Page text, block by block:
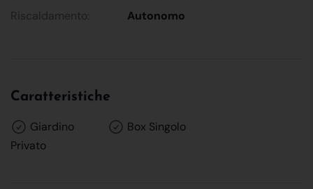
Riscaldamento:
Autonomo
Caratteristiche
Giardino
Privato
Box Singolo